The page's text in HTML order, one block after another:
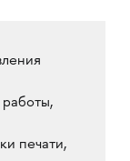
печати,